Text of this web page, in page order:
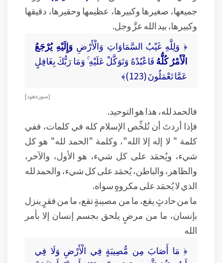
جميعها، صغيرها وكبيرها، عظيمها وحقيرها، دقيقها
وكبيرها، بيد الله عزَّ وجل.
﴿ وَلِلَّهِ غَيْبُ السَّمَاوَاتِ وَالْأَرْضِ وَإِلَيْهِ يُرْجَعُ
الْأَمْرُ كُلُّهُفَاعْبُدْهُ وَتَوَكَّلْ عَلَيْهِ ۚ وَمَا رَبُّكَ بِغَافِلٍ
عَمَّا تَعْمَلُونَ (123)﴾
[ سورة هود ]
فالحمد لله، هذا هو التوحيد.
فإذا أردتَ أن تُلخِّص الإسلام كله في كلمات، ففي
كلمة " لا إله إلا الله"، وكلمة "الحمد لله" هو كل
شيء، ويُحمَد على كل شيء، هو الأول، والآخر،
والظاهر، والباطن، يُحمَد على كل شيء، والحمد لله
الذي لا يُحمَد على مكروهٍ سواه.
ما من حادثٍ يقع، ما من مصيبةٍ تقع، ما من فقرٍ ينزل
بإنسان، ما من مرضٍ يلحق بجسم إنسان إلا بأمر
الله
﴿ مَا أَصَابَ مِن مُّصِيبَةٍ فِي الْأَرْضِ وَلَا فِي